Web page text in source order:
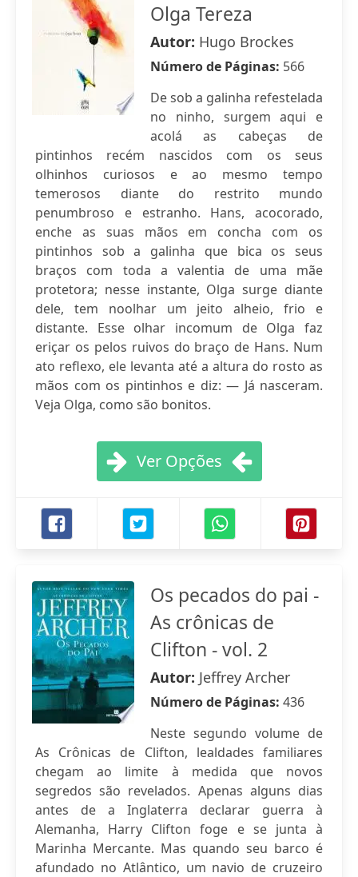
Olga Tereza
Autor: Hugo Brockes
Número de Páginas: 566
De sob a galinha refestelada
no ninho, surgem aqui e
acolá as cabeças de
pintinhos recém nascidos com os seus
olhinhos curiosos e ao mesmo tempo
temerosos diante do restrito mundo
penumbroso e estranho. Hans, acocorado,
enche as suas mãos em concha com os
pintinhos sob a galinha que bica os seus
braços com toda a valentia de uma mãe
protetora; nesse instante, Olga surge diante
dele, tem noolhar um jeito alheio, frio e
distante. Esse olhar incomum de Olga faz
eriçar os pelos ruivos do braço de Hans. Num
ato reflexo, ele levanta até a altura do rosto as
mãos com os pintinhos e diz: — Já nasceram.
Veja Olga, como são bonitos.
Ver Opções
Os pecados do pai -
As crônicas de
Clifton - vol. 2
Autor: Jeffrey Archer
Número de Páginas: 436
Neste segundo volume de
As Crônicas de Clifton, lealdades familiares
chegam ao limite à medida que novos
segredos são revelados. Apenas alguns dias
antes de a Inglaterra declarar guerra à
Alemanha, Harry Clifton foge e se junta à
Marinha Mercante. Mas quando seu barco é
afundado no Atlântico, um navio de cruzeiro